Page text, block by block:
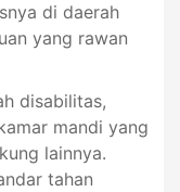
di daerah
yang rawan
disabilitas,
mandi yang
lainnya.
tahan